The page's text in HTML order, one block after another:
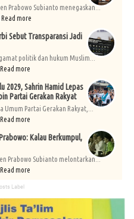
Prabowo Subianto menegaskan...
Read more
Sebut Transparansi Jadi
politik dan hukum Muslim...
Read more
2029, Sahrin Hamid Lepas
Partai Gerakan Rakyat
Partai Gerakan Rakyat,...
Read more
Kalau Berkumpul,
Prabowo Subianto melontarkan...
Read more
Label